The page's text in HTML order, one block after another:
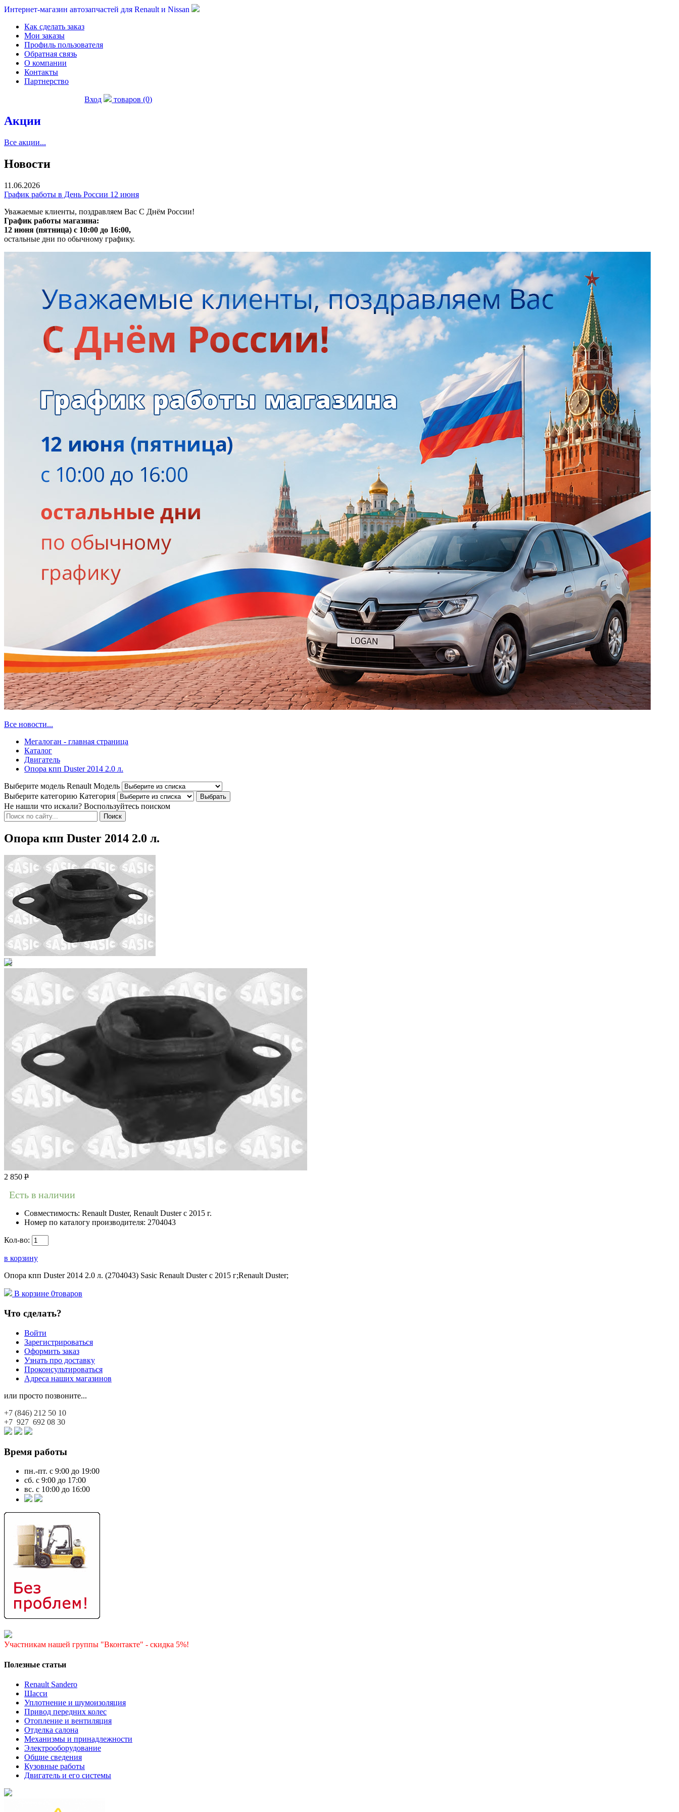
Интернет-магазин автозапчастей для Renault и Nissan
Как сделать заказ
Мои заказы
Профиль пользователя
Обратная связь
О компании
Контакты
Партнерство
Вход товаров (0)
Акции
Все акции...
Новости
11.06.2026
График работы в День России 12 июня
Уважаемые клиенты, поздравляем Вас С Днём России!
График работы магазина:
12 июня (пятница) с 10:00 до 16:00,
остальные дни по обычному графику.
Все новости...
Мегалоган - главная страница
Каталог
Двигатель
Опора кпп Duster 2014 2.0 л.
Выберите модель Renault Модель
Выберите категорию Категория
Не нашли что искали? Воспользуйтесь поиском
Опора кпп Duster 2014 2.0 л.
2 850 Р
Есть в наличии
Совместимость: Renault Duster, Renault Duster с 2015 г.
Номер по каталогу производителя: 2704043
Кол-во:
в корзину
Опора кпп Duster 2014 2.0 л. (2704043) Sasic Renault Duster с 2015 г;Renault Duster;
В корзине 0товаров
Что сделать?
Войти
Зарегистрироваться
Оформить заказ
Узнать про доставку
Проконсультироваться
Адреса наших магазинов
или просто позвоните...
+7 (846) 212 50 10
+7 927 692 08 30
Время работы
пн.-пт. с 9:00 до 19:00
сб. с 9:00 до 17:00
вс. с 10:00 до 16:00
Участникам нашей группы "Вконтакте" - скидка 5%!
Полезные статьи
Renault Sandero
Шасси
Уплотнение и шумоизоляция
Привод передних колес
Отопление и вентиляция
Отделка салона
Механизмы и принадлежности
Электрооборудование
Общие сведения
Кузовные работы
Двигатель и его системы